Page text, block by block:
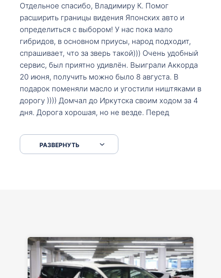
Отдельное спасибо, Владимиру К. Помог
расширить границы видения Японских авто и
определиться с выбором! У нас пока мало
гибридов, в основном приусы, народ подходит,
спрашивает, что за зверь такой))) Очень удобный
сервис, был приятно удивлён. Выиграли Аккорда
20 июня, получить можно было 8 августа. В
подарок поменяли масло и угостили ништяками в
дорогу )))) Домчал до Иркутска своим ходом за 4
дня. Дорога хорошая, но не везде. Перед
серпантинах по пути следования.
РАЗВЕРНУТЬ